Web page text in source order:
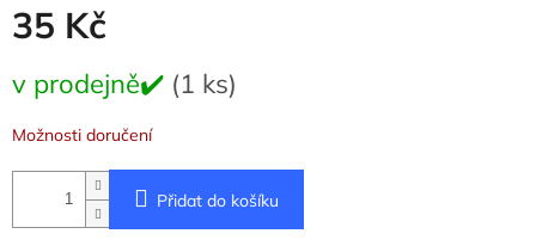
35 Kč
cena:
v prodejně✔️ (1 ks)
Možnosti doručení
Přidat do košíku